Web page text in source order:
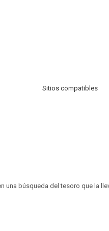
Sitios compatibles
una búsqueda del tesoro que la